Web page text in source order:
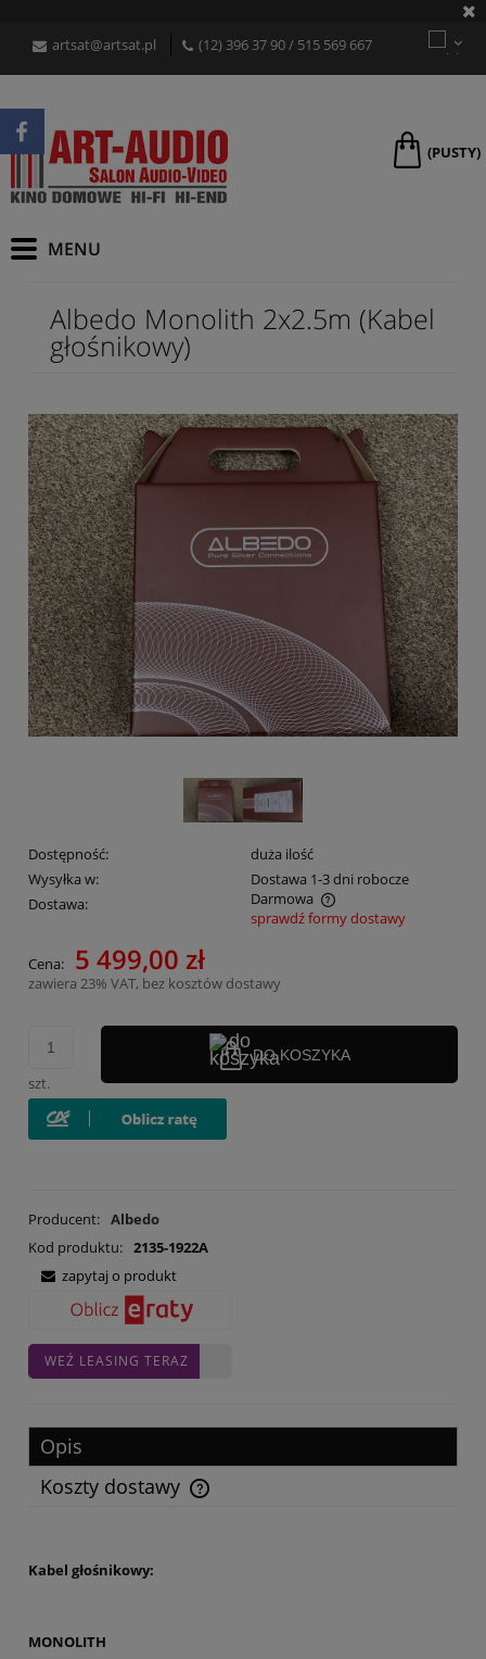
artsat@artsat.pl (12) 396 37 90/ 515 569 667
(PUSTY)
Albedo Monolith 2x2.5m (Kabel
głośnikowy)
Dostępność:
duża ilość
Wysyłka w:
Dostawa 1-3 dni robocze
Dostawa:
Darmowa
Cena nie zawiera ewentualnych kosztów płatności
sprawdź formy dostawy
Cena: 5 499,00 zł
zawiera 23% VAT, bez kosztów dostawy
szt.
DO KOSZYKA
Producent: Albedo
Kod produktu: 2135-1922A
zapytaj o produkt
WEŹ LEASING TERAZ
Opis
Koszty dostawy
Cena nie zawiera ewentualnych kosztów płatności
Kabel głośnikowy:
MONOLITH